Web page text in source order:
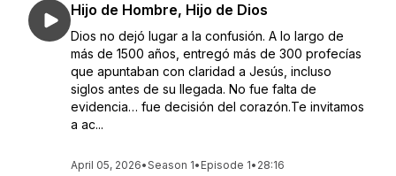
Hijo de Hombre, Hijo de Dios
Dios no dejó lugar a la confusión. A lo largo de
más de 1500 años, entregó más de 300 profecías
que apuntaban con claridad a Jesús, incluso
siglos antes de su llegada. No fue falta de
evidencia… fue decisión del corazón.Te invitamos
a ac...
April 05, 2026•Season 1• Episode 1• 28:16